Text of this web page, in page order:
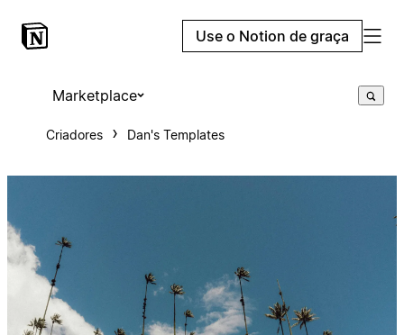
Use o Notion de graça
Marketplace
Criadores Dan's Templates